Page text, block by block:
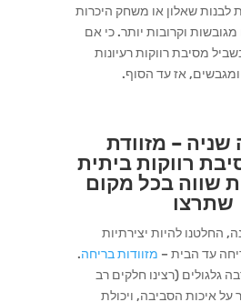
לבנות שאלון או משחק היכרות
וקרובות יותר. כי אם
מסיבת רווקות רעיונות
ומגבשים, אז עד הסוף.
שניה – מזוודת
רווקות ביתית
שווה בכל מקום
שתרצו
החלטנו להיות יצירתיות
עד הבית – מזוודות בריחה.
גלגולים (רצינו חלקים רב
על איכות הסביבה, ויכולת